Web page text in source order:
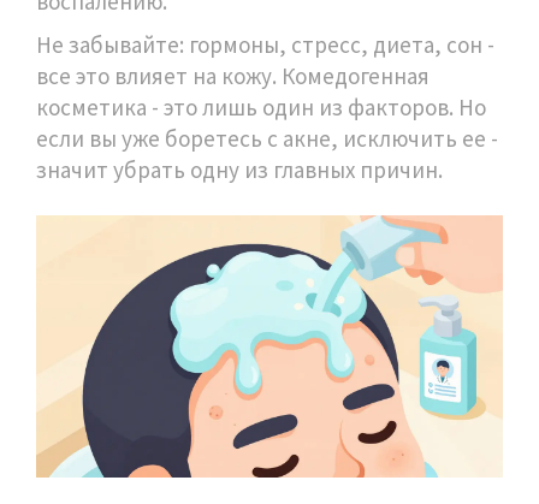
Не забывайте: гормоны, стресс, диета, сон -
все это влияет на кожу. Комедогенная
косметика - это лишь один из факторов. Но
если вы уже боретесь с акне, исключить ее -
значит убрать одну из главных причин.